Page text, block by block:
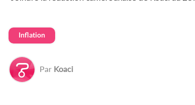
Inflation
Par Koaci